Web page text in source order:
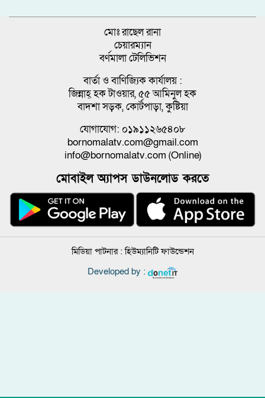
মোঃ রাছেল রানা
চেয়ারম্যান
বর্ণমালা টেলিভিশন
বার্তা ও বাণিজ্যিক কার্যালয় :
জিন্নাহ্ হক টাওয়ার, ৫৫ আমিনুল হক
বাদশা সড়ক, কোর্টপাড়া, কুষ্টিয়া
যোগাযোগ: ০১৯১১২৬৫৪০৮
bornomalatv.com@gmail.com
info@bornomalatv.com (Online)
মোবাইল অ্যাপস ডাউনলোড করতে
মিডিয়া পাটনার :হিউম্যানিটি ফাউন্ডেশন
Developed by :